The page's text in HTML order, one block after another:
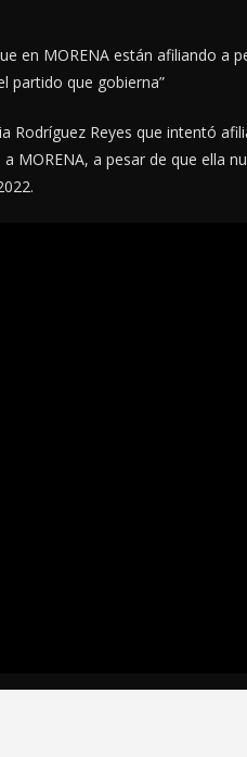
en MORENA están afiliando a
partido que gobierna”
Rodríguez Reyes que intentó
MORENA, a pesar de que ella